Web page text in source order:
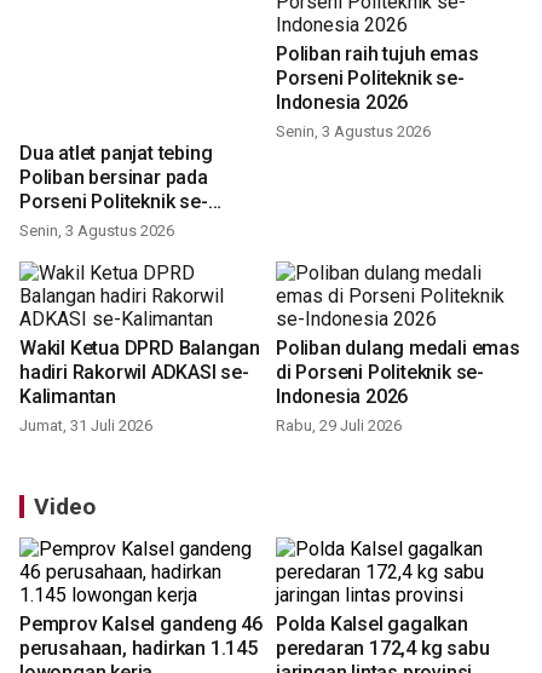
Dua atlet panjat tebing
Poliban bersinar pada
Porseni Politeknik se-
Indonesia 2026
Senin, 3 Agustus 2026
Kalimantan
Video